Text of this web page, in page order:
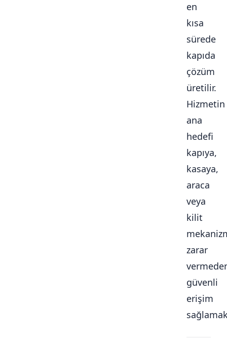
en
kısa
sürede
kapıda
çözüm
üretilir.
Hizmetin
ana
hedefi
kapıya,
kasaya,
araca
veya
kilit
zarar
güvenli
erişim